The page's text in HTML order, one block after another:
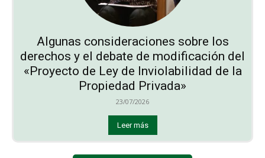
Algunas consideraciones sobre los
derechos y el debate de modificación del
«Proyecto de Ley de Inviolabilidad de la
Propiedad Privada»
23/07/2026
Leer más